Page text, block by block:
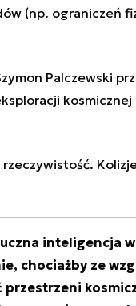
(np. ograniczeń
Palczewski
rzeczywistość.
inteligencja
chociażby ze